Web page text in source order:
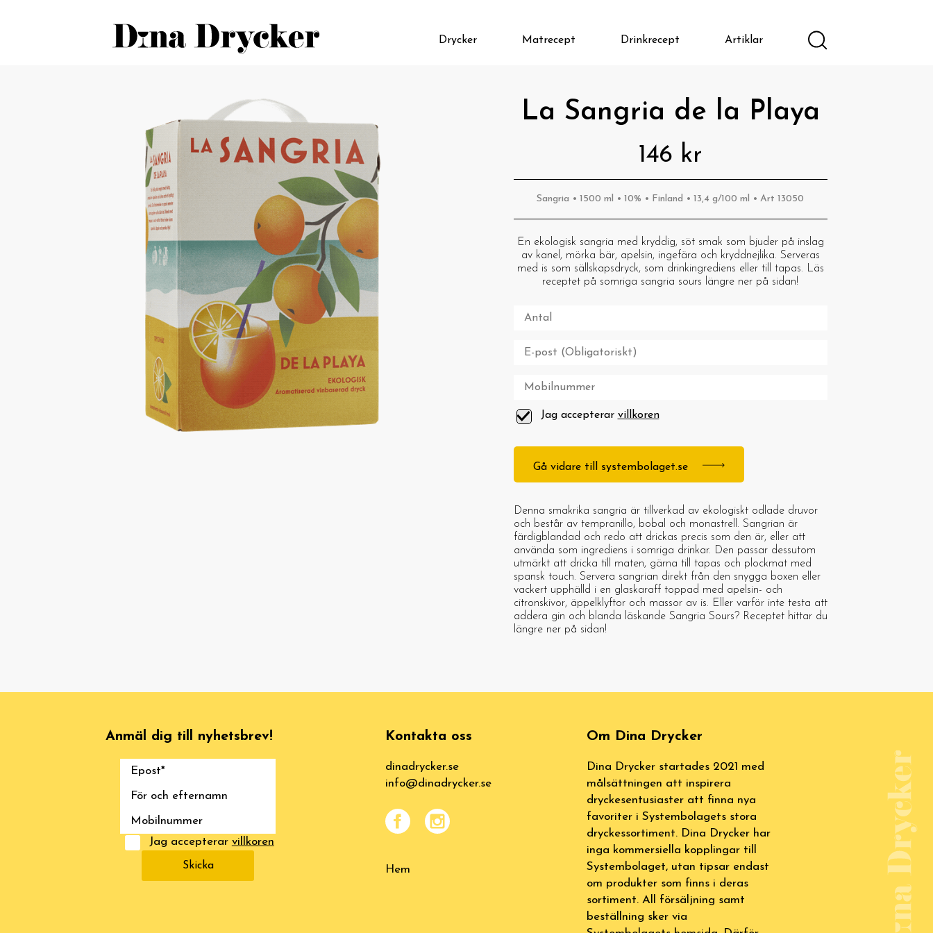
Drycker Matrecept Drinkrecept Artiklar
La Sangria de la Playa
146 kr
Sangria • 1500 ml • 10% • Finland • 13,4 g/100 ml • Art 13050
En ekologisk sangria med kryddig, söt smak som bjuder på inslag
av kanel, mörka bär, apelsin, ingefära och kryddnejlika. Serveras
med is som sällskapsdryck, som drinkingrediens eller till tapas. Läs
receptet på somriga sangria sours längre ner på sidan!
Jag accepterar villkoren
Gå vidare till systembolaget.se
Denna smakrika sangria är tillverkad av ekologiskt odlade druvor
och består av tempranillo, bobal och monastrell. Sangrian är
färdigblandad och redo att drickas precis som den är, eller att
använda som ingrediens i somriga drinkar. Den passar dessutom
utmärkt att dricka till maten, gärna till tapas och plockmat med
spansk touch. Servera sangrian direkt från den snygga boxen eller
vackert upphälld i en glaskaraff toppad med apelsin- och
citronskivor, äppelklyftor och massor av is. Eller varför inte testa att
addera gin och blanda läskande Sangria Sours? Receptet hittar du
längre ner på sidan!
Anmäl dig till nyhetsbrev!
Jag accepterar villkoren
Skicka
Kontakta oss
dinadrycker.se
info@dinadrycker.se
Hem
Om Dina Drycker
Dina Drycker startades 2021 med
målsättningen att inspirera
dryckesentusiaster att finna nya
favoriter i Systembolagets stora
dryckessortiment. Dina Drycker har
inga kommersiella kopplingar till
Systembolaget, utan tipsar endast
om produkter som finns i deras
sortiment. All försäljning samt
beställning sker via